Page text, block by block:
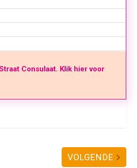
Consulaat. Klik hier voor
VOLGENDE